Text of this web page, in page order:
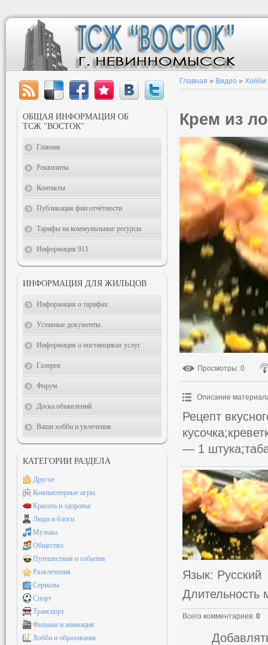
Главная » Видео » Хобби
Крем из
Просмотры: 0
Описание
Рецепт
— 1
Язык: Русский
Длительность
Всего комментариев: 0
ОБЩАЯ ИНФОРМАЦИЯ ОБ
ТСЖ "ВОСТОК"
Главная
Реквизиты
Контакты
Публикация фин.отчётности
Тарифы на коммунальные ресурсы
Информация 911
ИНФОРМАЦИЯ ДЛЯ ЖИЛЬЦОВ
Информация о тарифах
Уставные документы
Информация о поставщиках услуг
Галерея
Форум
Доска объявлений
Ваши хобби и увлечения
КАТЕГОРИИ РАЗДЕЛА
Другое
Компьютерные игры
Красота и здоровье
Люди и блоги
Музыка
Общество
Путешествия и события
Развлечения
Сериалы
Спорт
Транспорт
Фильмы и анимация
Хобби и образование